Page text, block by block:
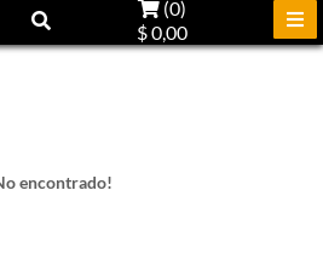
(0)
$ 0,00
encontrado!